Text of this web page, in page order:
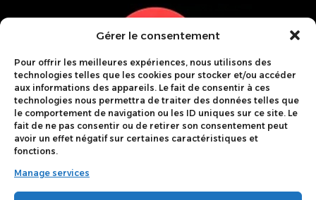
Gérer le consentement
Pour offrir les meilleures expériences, nous utilisons des
technologies telles que les cookies pour stocker et/ou accéder
aux informations des appareils. Le fait de consentir à ces
technologies nous permettra de traiter des données telles que
le comportement de navigation ou les ID uniques sur ce site. Le
fait de ne pas consentir ou de retirer son consentement peut
avoir un effet négatif sur certaines caractéristiques et
fonctions.
Manage services
38 Rue Du Bourgamon
38400 St Martin D'Hères